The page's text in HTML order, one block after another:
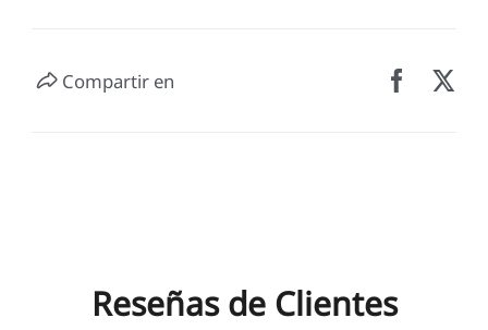
Compartir en
Reseñas de Clientes